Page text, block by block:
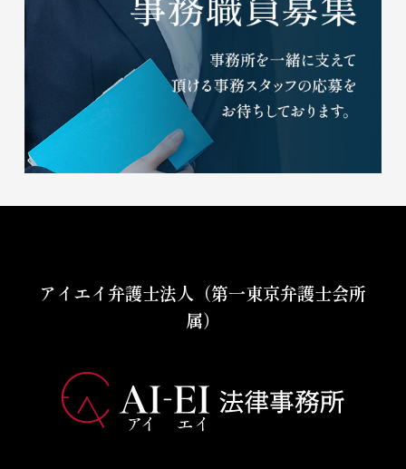
アイエイ弁護士法人（第一東京弁護士会所
属）